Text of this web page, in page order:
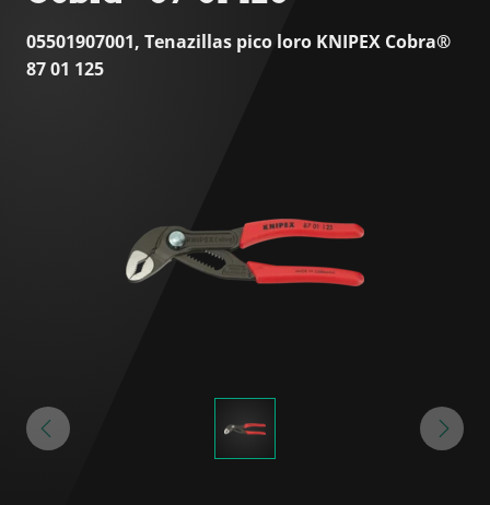
05501907001, Tenazillas pico loro KNIPEX Cobra®
87 01 125